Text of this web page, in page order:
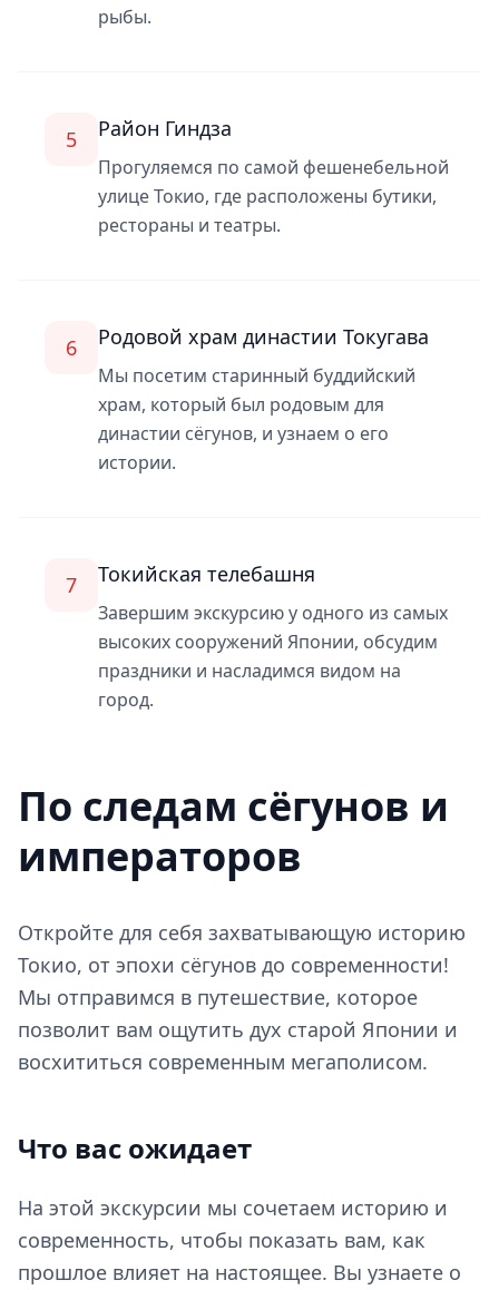
рыбы.
5 Район Гиндза
Прогуляемся по самой фешенебельной
улице Токио, где расположены бутики,
рестораны и театры.
6 Родовой храм династии Токугава
Мы посетим старинный буддийский
храм, который был родовым для
династии сёгунов, и узнаем о его
истории.
7 Токийская телебашня
Завершим экскурсию у одного из самых
высоких сооружений Японии, обсудим
праздники и насладимся видом на
город.
По следам сёгунов и
императоров
Откройте для себя захватывающую историю
Токио, от эпохи сёгунов до современности!
Мы отправимся в путешествие, которое
позволит вам ощутить дух старой Японии и
восхититься современным мегаполисом.
Что вас ожидает
На этой экскурсии мы сочетаем историю и
современность, чтобы показать вам, как
прошлое влияет на настоящее. Вы узнаете о